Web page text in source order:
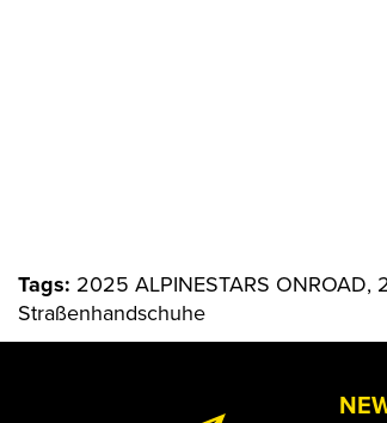
Tags: 2025 ALPINESTARS
Straßenhandschuhe